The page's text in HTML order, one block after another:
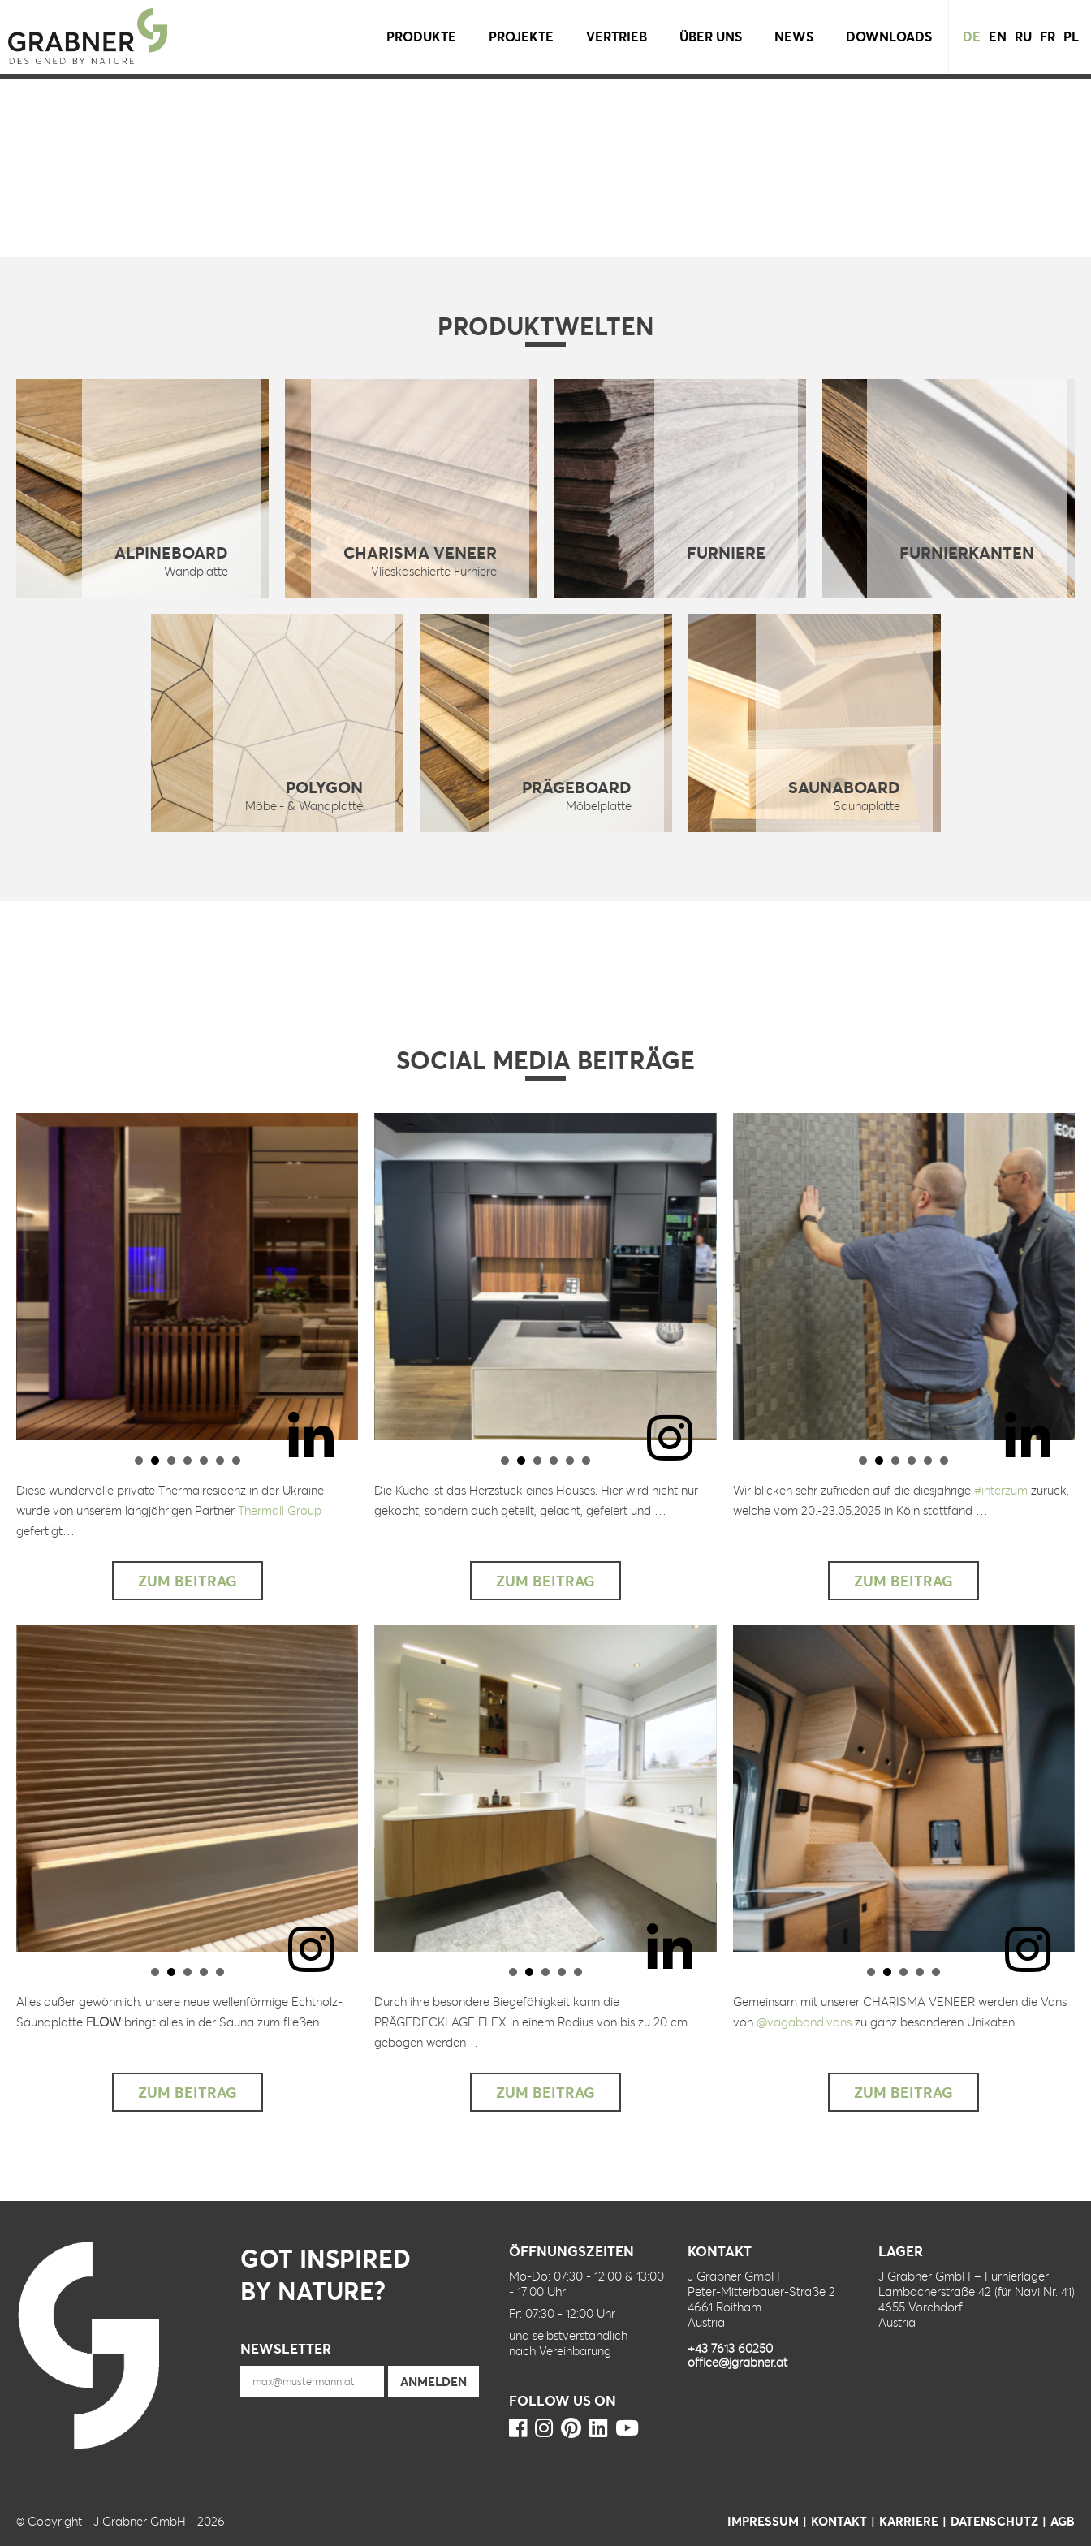
DE EN RU FR PL
PRODUKTE PROJEKTE VERTRIEB ÜBER UNS NEWS DOWNLOADS
PRODUKTWELTEN
ALPINEBOARD
Wandplatte
CHARISMA VENEER
Vlieskaschierte Furniere
FURNIERE FURNIERKANTEN
POLYGON
Möbel- & Wandplatte
PRÄGEBOARD
Möbelplatte
SAUNABOARD
Saunaplatte
SOCIAL MEDIA BEITRÄGE
Diese wundervolle private Thermalresidenz in der Ukraine
wurde von unserem langjährigen Partner Thermall Group
gefertigt…
ZUM BEITRAG
Die Küche ist das Herzstück eines Hauses. Hier wird nicht nur
gekocht, sondern auch geteilt, gelacht, gefeiert und …
ZUM BEITRAG
Wir blicken sehr zufrieden auf die diesjährige #interzum zurück,
welche vom 20.-23.05.2025 in Köln stattfand …
ZUM BEITRAG
Alles außer gewöhnlich: unsere neue wellenförmige Echtholz-
Saunaplatte FLOW bringt alles in der Sauna zum fließen …
ZUM BEITRAG
Durch ihre besondere Biegefähigkeit kann die
PRÄGEDECKLAGE FLEX in einem Radius von bis zu 20 cm
gebogen werden…
ZUM BEITRAG
Gemeinsam mit unserer CHARISMA VENEER werden die Vans
von @vagabond.vanszu ganz besonderen Unikaten …
ZUM BEITRAG
GOT INSPIRED
BY NATURE?
NEWSLETTER
ÖFFNUNGSZEITEN
Mo-Do: 07:30 - 12:00 & 13:00
- 17:00 Uhr
Fr: 07:30 - 12:00 Uhr
und selbstverständlich
nach Vereinbarung
FOLLOW US ON
KONTAKT
J Grabner GmbH
Peter-Mitterbauer-Straße 2
4661 Roitham
Austria
+43 7613 60250
office@jgrabner.at
LAGER
J Grabner GmbH – Furnierlager
Lambacherstraße 42 (für Navi Nr. 41)
4655 Vorchdorf
Austria
© Copyright - J Grabner GmbH - 2026 IMPRESSUM KONTAKT KARRIERE DATENSCHUTZ AGB